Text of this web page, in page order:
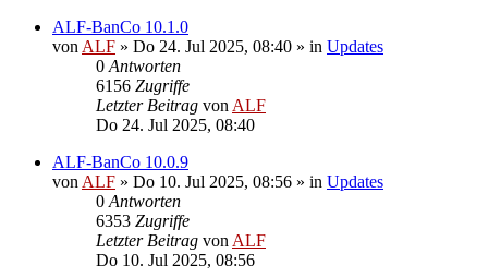
ALF-BanCo 10.1.0
von ALF » Do 24. Jul 2025, 08:40 » in Updates
0 Antworten
6156 Zugriffe
Letzter Beitrag von ALF
Do 24. Jul 2025, 08:40
ALF-BanCo 10.0.9
von ALF » Do 10. Jul 2025, 08:56 » in Updates
0 Antworten
6353 Zugriffe
Letzter Beitrag von ALF
Do 10. Jul 2025, 08:56